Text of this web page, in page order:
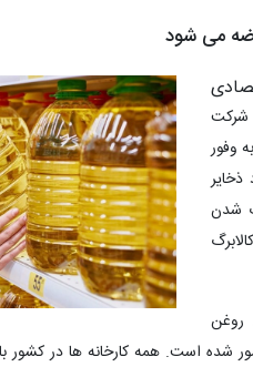
می شود
شرکت
وفور
شدن
از امروز 1100 تن روغن
شده است. همه کارخانه ها در